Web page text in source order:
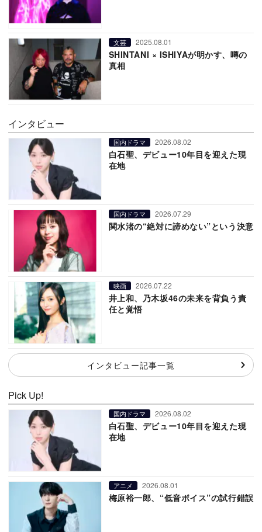
文芸 2025.08.01
SHINTANI × ISHIYAが明かす、噂の
真相
インタビュー
国内ドラマ 2026.08.02
白石聖、デビュー10年目を迎えた現
在地
国内ドラマ 2026.07.29
関水渚の“絶対に諦めない”という決意
映画 2026.07.22
井上和、乃木坂46の未来を背負う責
任と覚悟
インタビュー記事一覧
Pick Up!
国内ドラマ 2026.08.02
白石聖、デビュー10年目を迎えた現
在地
アニメ 2026.08.01
梅原裕一郎、“低音ボイス”の試行錯誤